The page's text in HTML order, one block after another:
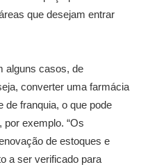
que desejam entrar
alguns casos, de
converter uma farmácia
de franquia, o que pode
exemplo. “Os
de estoques e
a ser verificado para